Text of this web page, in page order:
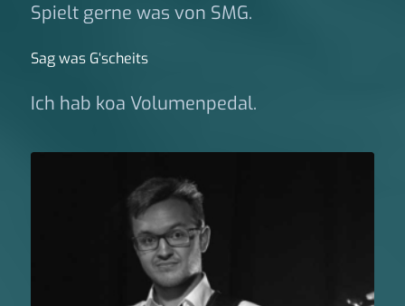
Spielt gerne was von SMG.
Sag was G‘scheits
Ich hab koa Volumenpedal.